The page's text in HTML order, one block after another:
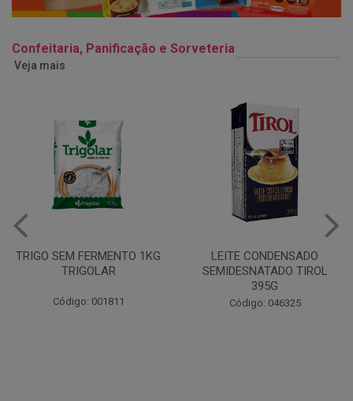
Confeitaria, Panificação e Sorveteria
Veja mais
LEITE CONDENSADO
SEMIDESNATADO TIROL
Código: 046325
CHANTILINHO EM PO 400G
MIX
Código: 037442